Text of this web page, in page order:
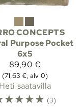
CONCEPTS
Purpose Pocket
6x5
89,90 €
(71,63 €, alv 0)
Heti saatavilla
☆☆☆☆ (3)